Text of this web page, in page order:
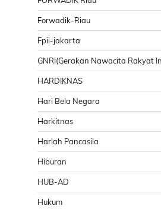
Forwadik-Riau
Fpii-jakarta
GNRI(Gerakan Nawacita Rakyat
HARDIKNAS
Hari Bela Negara
Harkitnas
Harlah Pancasila
Hiburan
HUB-AD
Hukum